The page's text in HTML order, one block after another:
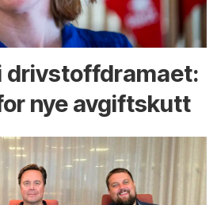
drivstoffdramaet:
nye avgiftskutt